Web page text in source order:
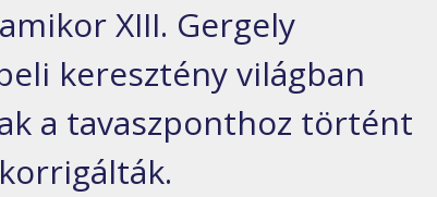
XIII. Gergely
keresztény világban
a tavaszponthoz történt